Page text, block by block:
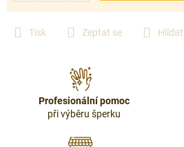
Tisk Zeptat se Hlídat
Profesionální pomoc
při výběru šperku